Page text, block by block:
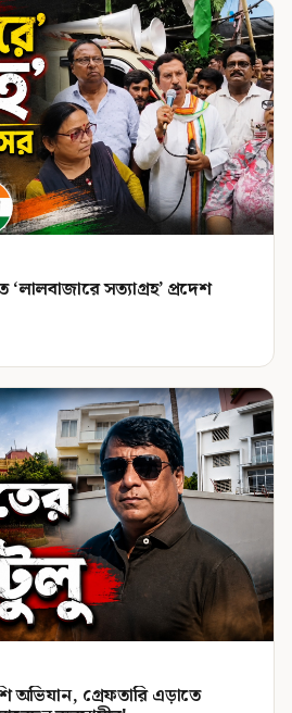
সত্যাগ্রহ’ প্রদেশ
অভিযান, গ্রেফতারি এড়াতে